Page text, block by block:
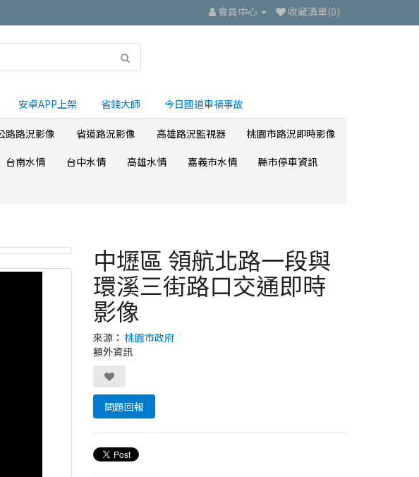
會員中心 收藏清單(0)
安卓APP上架 省錢大師 今日國道車禍事故
路路況影像 省道路況影像 高雄路況監視器
桃園市路況即時影像
台南水情 台中水情 高雄水情 嘉義市水情
縣市停車資訊
中壢區 領航北路一段與
環溪三街路口交通即時
影像
來源： 桃園市政府
額外資訊
問題回報